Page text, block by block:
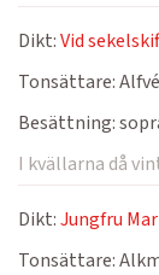
Dikt:Vid
Tonsättare:
Besättning:
I kvällarna då
Dikt:Jungfru
Tonsättare: